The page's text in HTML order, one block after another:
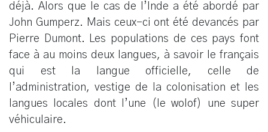
déjà. Alors que le cas de l’Inde a été abordé par
John Gumperz. Mais ceux-ci ont été devancés par
Pierre Dumont. Les populations de ces pays font
face à au moins deux langues, à savoir le français
qui est la langue officielle, celle de
l’administration, vestige de la colonisation et les
langues locales dont l’une (le wolof) une super
véhiculaire.